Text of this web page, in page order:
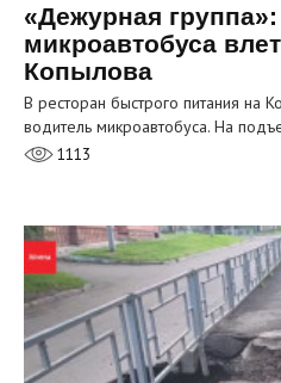
«Дежурная
микроавтобуса
Копылова
В ресторан быстрого питания на
водитель микроавтобуса. На
1113